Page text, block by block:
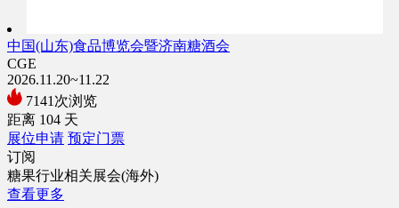
中国(山东)食品博览会暨济南糖酒会
CGE
2026.11.20~11.22
7141次浏览
距离 104 天
展位申请 预定门票
订阅
糖果行业相关展会(海外)
查看更多